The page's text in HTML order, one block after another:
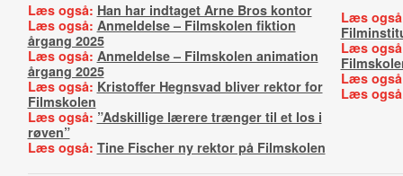
Læs også: Han har indtaget Arne Bros kontor
Læs også: Anmeldelse – Filmskolen fiktion
årgang 2025
Læs også: Anmeldelse – Filmskolen animation
årgang 2025
Læs også: Kristoffer Hegnsvad bliver rektor for
Filmskolen
Læs også: ”Adskillige lærere trænger til et los i
røven”
Læs også: Tine Fischer ny rektor på Filmskolen
Læs
Læs
Læs
Læs